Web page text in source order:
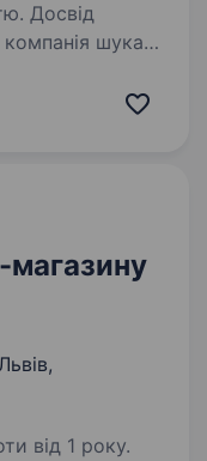
Досвід
зайнятість.
від 1 року.